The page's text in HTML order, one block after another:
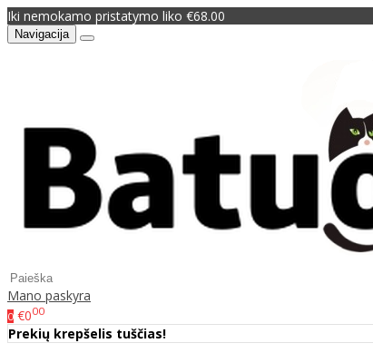
Iki nemokamo pristatymo liko €68.00
Navigacija
Mano paskyra
0 €000
Prekių krepšelis tuščias!